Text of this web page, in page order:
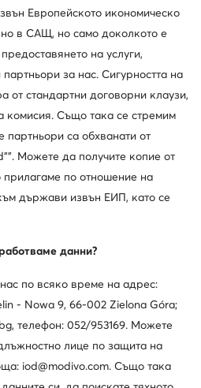
България (BG)
2026
настройките
за поверителност
Европейското икономическо
в САЩ, но само доколкото е
на услуги,
за нас. Сигурността на
от стандартни договорни клаузи,
комисия. Също така се стремим
са обхванати от
Можете да получите копие от
по отношение на
държави извън ЕИП, като се
данни?
по всяко време на адрес:
- Nowa 9, 66-002 Zielona Góra;
телефон: 052/953169. Можете
лице по защита на
iod@modivo.com. Също така